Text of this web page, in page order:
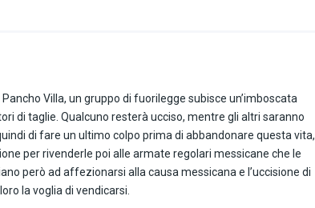
Villa, un gruppo di fuorilegge subisce un’imboscata
di taglie. Qualcuno resterà ucciso, mentre gli altri saranno
di fare un ultimo colpo prima di abbandonare questa vita,
per rivenderle poi alle armate regolari messicane che le
però ad affezionarsi alla causa messicana e l’uccisione di
la voglia di vendicarsi.